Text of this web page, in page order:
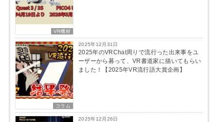
VR機材
コラム
2025年12月31日
2025年のVRChat周りで流行った出来事をユ
ーザーから募って、VR書道家に描いてもらい
ました！【2025年VR流行語大賞企画】
2025年12月26日